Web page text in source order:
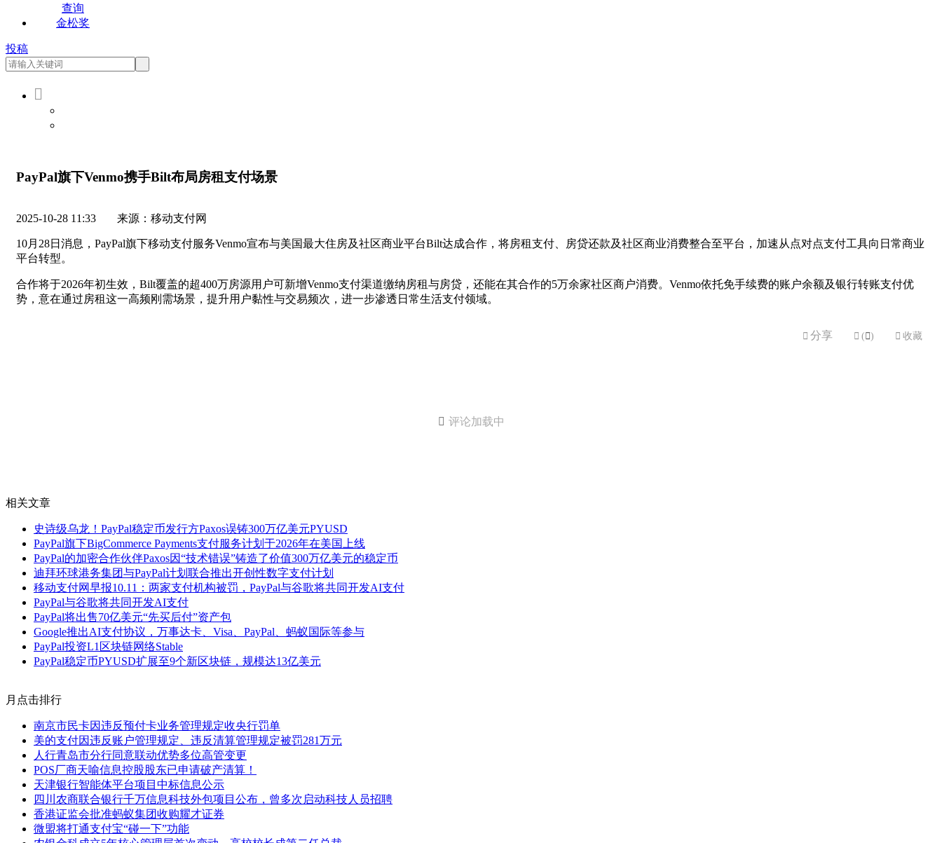
查询
金松奖
投稿

PayPal旗下Venmo携手Bilt布局房租支付场景
2025-10-28 11:33 来源：移动支付网
10月28日消息，PayPal旗下移动支付服务Venmo宣布与美国最大住房及社区商业平台Bilt达成合作，将房租支付、房贷还款及社区商业消费整合至平台，加速从点对点支付工具向日常商业
平台转型。
合作将于2026年初生效，Bilt覆盖的超400万房源用户可新增Venmo支付渠道缴纳房租与房贷，还能在其合作的5万余家社区商户消费。Venmo依托免手续费的账户余额及银行转账支付优
势，意在通过房租这一高频刚需场景，提升用户黏性与交易频次，进一步渗透日常生活支付领域。
 分享  ( )  收藏
 评论加载中
相关文章
史诗级乌龙！PayPal稳定币发行方Paxos误铸300万亿美元PYUSD
PayPal旗下BigCommerce Payments支付服务计划于2026年在美国上线
PayPal的加密合作伙伴Paxos因“技术错误”铸造了价值300万亿美元的稳定币
迪拜环球港务集团与PayPal计划联合推出开创性数字支付计划
移动支付网早报10.11：两家支付机构被罚，PayPal与谷歌将共同开发AI支付
PayPal与谷歌将共同开发AI支付
PayPal将出售70亿美元“先买后付”资产包
Google推出AI支付协议，万事达卡、Visa、PayPal、蚂蚁国际等参与
PayPal投资L1区块链网络Stable
PayPal稳定币PYUSD扩展至9个新区块链，规模达13亿美元
月点击排行
南京市民卡因违反预付卡业务管理规定收央行罚单
美的支付因违反账户管理规定、违反清算管理规定被罚281万元
人行青岛市分行同意联动优势多位高管变更
POS厂商天喻信息控股股东已申请破产清算！
天津银行智能体平台项目中标信息公示
四川农商联合银行千万信息科技外包项目公布，曾多次启动科技人员招聘
香港证监会批准蚂蚁集团收购耀才证券
微盟将打通支付宝“碰一下”功能